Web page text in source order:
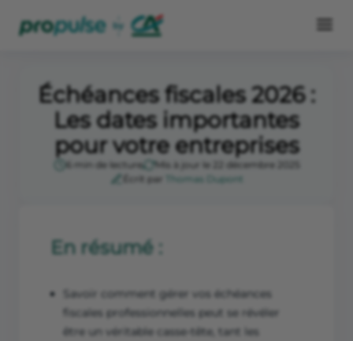
Échéances fiscales 2026 :
Les dates importantes
pour votre entreprises
6 min de lecture
Mis à jour le 22 décembre 2025
Écrit par
Thomas Dupont
En résumé :
Savoir comment gérer vos échéances
fiscales professionnelles peut se révéler
être un véritable casse-tête, tant les